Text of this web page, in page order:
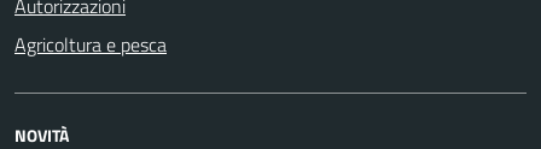
Autorizzazioni
Agricoltura e pesca
NOVITÀ